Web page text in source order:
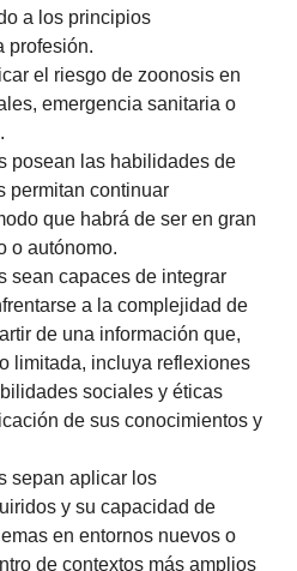
a los principios
profesión.
el riesgo de zoonosis en
emergencia sanitaria o
posean las habilidades de
permitan continuar
que habrá de ser en gran
o autónomo.
sean capaces de integrar
a la complejidad de
de una información que,
limitada, incluya reflexiones
sociales y éticas
de sus conocimientos y
sepan aplicar los
y su capacidad de
en entornos nuevos o
de contextos más amplios